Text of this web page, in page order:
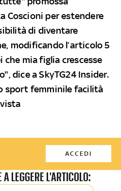
Coscioni per estendere
di diventare
modificando l’articolo 5
che mia figlia crescesse
dice a SkyTG24 Insider.
sport femminile facilità
ACCEDI
LEGGERE L'ARTICOLO: